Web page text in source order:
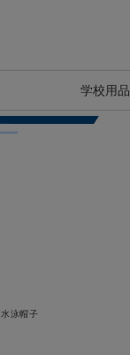
学校用品
水泳帽子